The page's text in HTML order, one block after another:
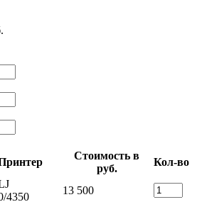
Стоимость в
руб.
Кол-во
4350
13 500